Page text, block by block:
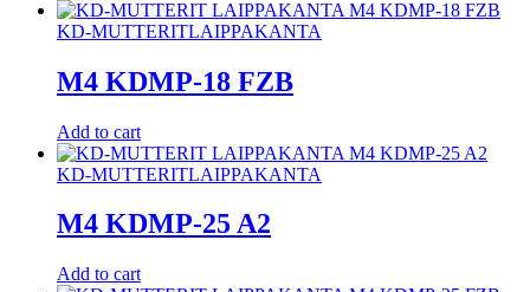
KD-MUTTERITLAIPPAKANTA
M4 KDMP-18 FZB
Add to cart
KD-MUTTERITLAIPPAKANTA
M4 KDMP-25 A2
Add to cart